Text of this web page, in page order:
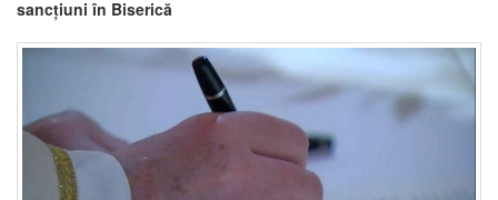
sancțiuni în Biserică